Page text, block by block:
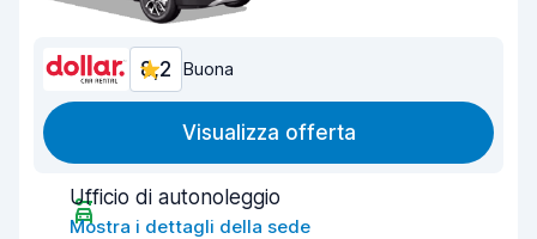
8,2 Buona
Visualizza offerta
Ufficio di autonoleggio
Mostra i dettagli della sede